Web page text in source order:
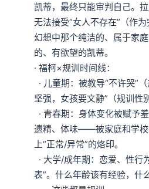
凯蒂，最终只能审判自己。
无法接受“女人不存在”（作
幻想中那个纯洁的、属于家
的、有欲望的凯蒂。
· 福柯×规训时间线：
坚强，女孩要文静”（规训性
遗精、体味——被家庭和学校
上“正常/异常”的烙印。
表”。什么年龄该有经验，什